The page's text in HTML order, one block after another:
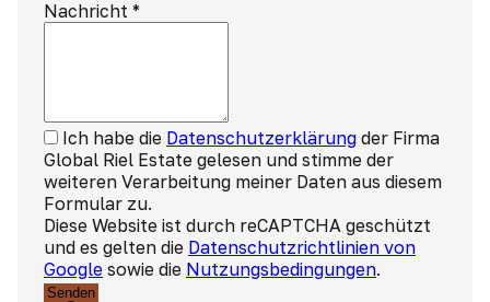
Nachricht *
Ich habe die Datenschutzerklärung der Firma
Global Riel Estate gelesen und stimme der
weiteren Verarbeitung meiner Daten aus diesem
Formular zu.
Diese Website ist durch reCAPTCHA geschützt
und es gelten die Datenschutzrichtlinien von
Google sowie die Nutzungsbedingungen.
Senden